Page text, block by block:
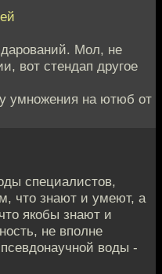
Мол, не
вот стендап другое
умножения на ютюб от
специалистов,
что знают и умеют, а
якобы знают и
не вполне
воды -